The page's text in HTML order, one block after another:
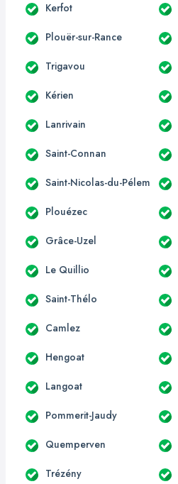
Kerfot
Plouër-sur-Rance
Trigavou
Kérien
Lanrivain
Saint-Connan
Saint-Nicolas-du-Pélem
Plouézec
Grâce-Uzel
Le Quillio
Saint-Thélo
Camlez
Hengoat
Langoat
Pommerit-Jaudy
Quemperven
Trézény